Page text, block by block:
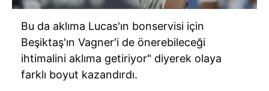
Bu da aklıma Lucas'ın bonservisi için
Beşiktaş'ın Vagner'i de önerebileceği
ihtimalini aklıma getiriyor" diyerek olaya
farklı boyut kazandırdı.